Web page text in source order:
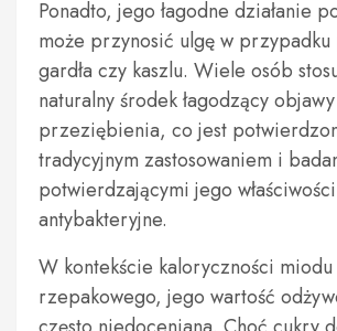
Ponadto, jego łagodne działanie
może przynosić ulgę w
gardła czy kaszlu. Wiele osób
naturalny środek łagodzący objawy
przeziębienia, co jest
tradycyjnym zastosowaniem i
potwierdzającymi jego właściwości
antybakteryjne.
W kontekście kaloryczności miodu
rzepakowego, jego wartość